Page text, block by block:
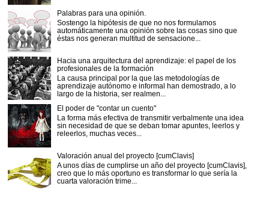
Palabras para una opinión.
Sostengo la hipótesis de que no nos formulamos
automáticamente una opinión sobre las cosas sino que
éstas nos generan multitud de sensacione...
Hacia una arquitectura del aprendizaje: el papel de los
profesionales de la formación
La causa principal por la que las metodologías de
aprendizaje autónomo e informal han demostrado, a lo
largo de la historia, ser realmen...
El poder de "contar un cuento"
La forma más efectiva de transmitir verbalmente una idea
sin necesidad de que se deban tomar apuntes, leerlos y
releerlos, muchas veces...
Valoración anual del proyecto [cumClavis]
A unos días de cumplirse un año del proyecto [cumClavis],
creo que lo más oportuno es transformar lo que sería la
cuarta valoración trime...